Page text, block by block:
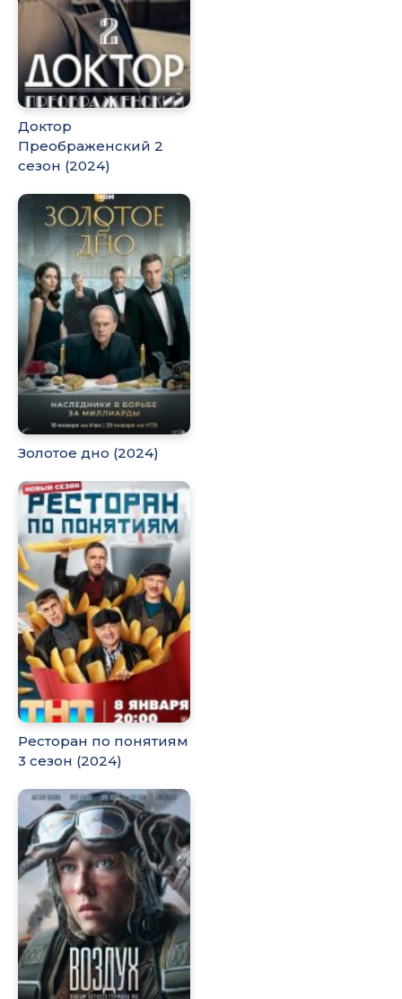
Доктор
Преображенский 2
сезон (2024)
Золотое дно (2024)
Ресторан по понятиям
3 сезон (2024)